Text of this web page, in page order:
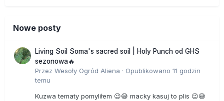
Nowe posty
Living Soil Soma's sacred soil | Holy Punch od GHS
sezonowa🔥
Przez Wesoły Ogród Aliena · Opublikowano 11 godzin
temu
Kuzwa tematy pomyliłem 😉😅 macky kasuj to plis 😉😅